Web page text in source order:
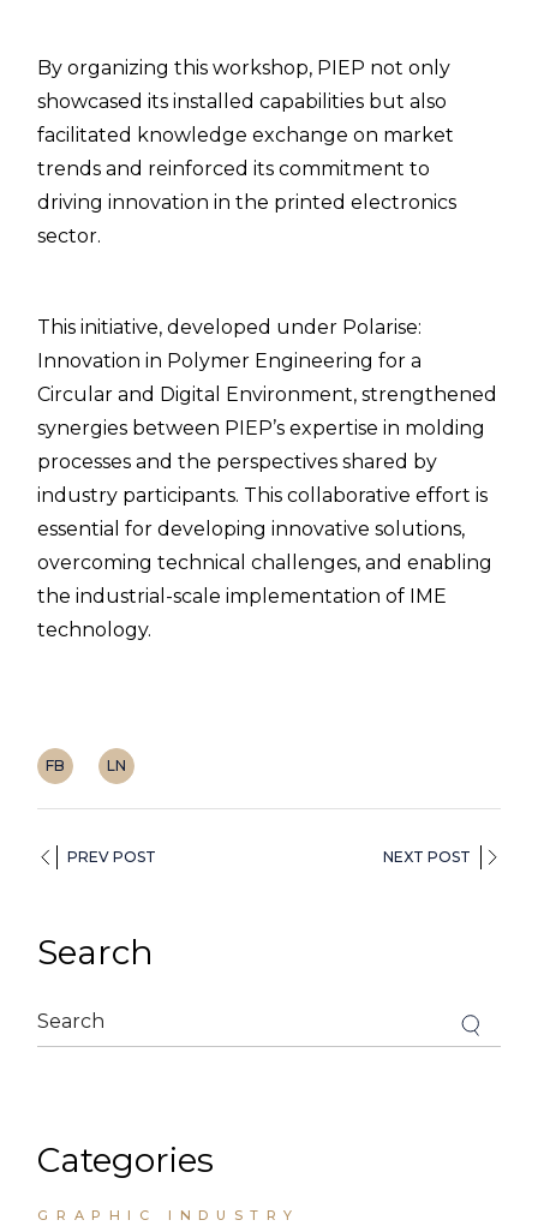
By organizing this workshop, PIEP not only
showcased its installed capabilities but also
facilitated knowledge exchange on market
trends and reinforced its commitment to
driving innovation in the printed electronics
sector.
This initiative, developed under Polarise:
Innovation in Polymer Engineering for a
Circular and Digital Environment, strengthened
synergies between PIEP’s expertise in molding
processes and the perspectives shared by
industry participants. This collaborative effort is
essential for developing innovative solutions,
overcoming technical challenges, and enabling
the industrial-scale implementation of IME
technology.
FB LN
PREV POST NEXT POST
Search
Categories
GRAPHIC INDUSTRY